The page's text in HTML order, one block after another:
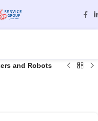
and Robots